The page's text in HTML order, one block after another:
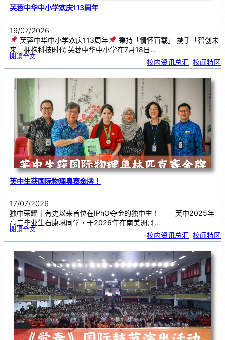
芙蓉中华中小学欢庆113周年
19/07/2026
芙蓉中华中小学欢庆113周年
秉持「情怀百载」 携手「智创未
来」拥抱科技时代 芙蓉中华中小学在7月18日…
閱讀全文:芙
华
小
学
欢庆
周
年
校内资讯总汇 校闻特区
芙中生获国际物理奥赛金牌！
17/07/2026
独中荣耀｜有史以来首位在IPhO夺金的独中生！ 芙中2025年
高三毕业生石康琳同学，于2026年在南美洲哥…
閱讀全文:芙
获
际
物
理
赛
金
牌
！
校内资讯总汇 校闻特区